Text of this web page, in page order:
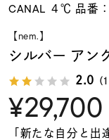
ト
着用シーン
CANAL ４℃ 品番：
【nem.】
シルバー アン
2.0 （1
¥29,700
「新たな自分と出